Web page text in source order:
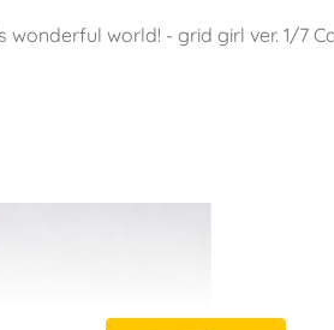
wonderful world! - grid girl ver. 1/7